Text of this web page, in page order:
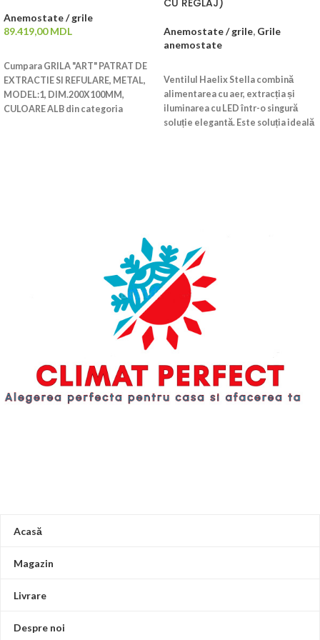
Anemostate / grile
89.419,00MDL
Cumpara GRILA "ART" PATRAT DE
EXTRACTIE SI REFULARE, METAL,
MODEL:1, DIM.200X100MM,
CULOARE ALB din categoria
Anemostate / grile, Grile
anemostate
Ventilul Haelix Stella combină
alimentarea cu aer, extracția și
iluminarea cu LED într-o singură
soluție elegantă. Este soluția ideală
Acasă
Magazin
Livrare
Despre noi